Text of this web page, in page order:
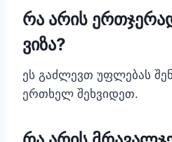
რა არის
ვიზა?
ეს გაძლევთ უფლებას
ერთხელ შეხვიდეთ.